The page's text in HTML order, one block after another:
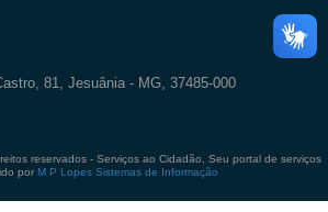
81, Jesuânia - MG, 37485-000
reservados - Serviços ao Cidadão, Seu portal de serviços
por M P Lopes Sistemas de Informação